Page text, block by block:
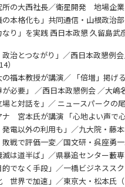
の大西社長／衛星開発 地場企
本格化も」共同通信・山根政治
り」を実践 西日本政懇 久留島
とつながり」／西日本政懇例会
）
福本教授が講演／ 「倍増」掲
必要」 ／西日本政懇例会 ／大嶋
と対話を」／ ニュースパークの
宮本氏が講演 「心地よい声で
以外の利用も」／九大院・藤
戦で評価一変／国文研・呉座勇
は道半ば」／県暴追センター藪
でなく手段」／一橋ビジネスス
界で加速」／東京大・松本氏